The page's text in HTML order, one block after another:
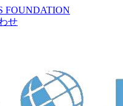
せ